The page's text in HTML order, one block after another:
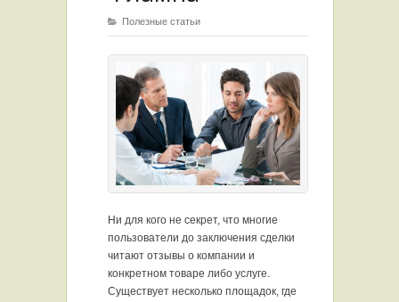
Полезные статьи
Ни для кого не секрет, что многие
пользователи до заключения сделки
читают отзывы о компании и
конкретном товаре либо услуге.
Существует несколько площадок, где